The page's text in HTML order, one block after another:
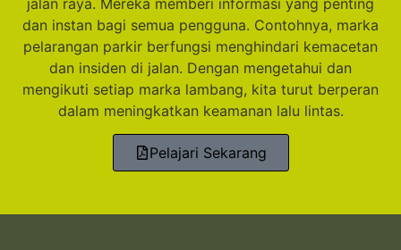
jalan raya. Mereka memberi informasi yang penting
dan instan bagi semua pengguna. Contohnya, marka
pelarangan parkir berfungsi menghindari kemacetan
dan insiden di jalan. Dengan mengetahui dan
mengikuti setiap marka lambang, kita turut berperan
dalam meningkatkan keamanan lalu lintas.
Pelajari Sekarang